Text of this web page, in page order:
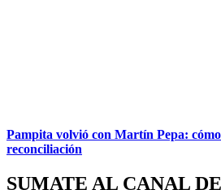
Pampita volvió con Martín Pepa:
reconciliación
SUMATE AL CANAL